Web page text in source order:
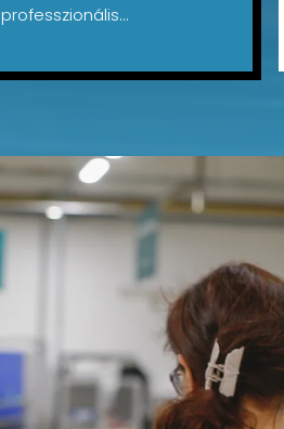
professzionális...